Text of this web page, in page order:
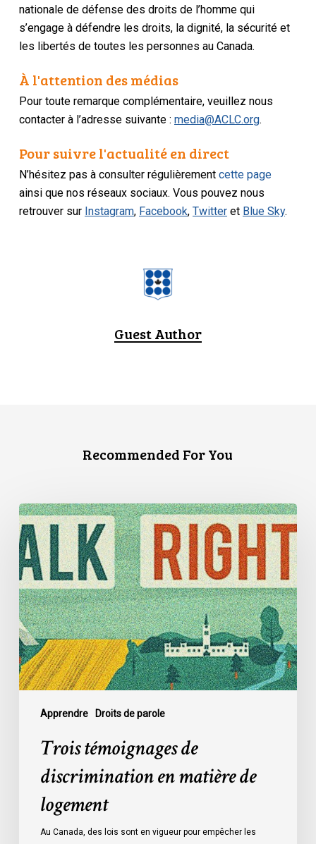
nationale de défense des droits de l’homme qui
s’engage à défendre les droits, la dignité, la sécurité et
les libertés de toutes les personnes au Canada.
À l'attention des médias
Pour toute remarque complémentaire, veuillez nous
contacter à l’adresse suivante :media@ACLC.org.
Pour suivre l'actualité en direct
N’hésitez pas à consulter régulièrementcette page
ainsi que nos réseaux sociaux. Vous pouvez nous
retrouver sur Instagram, Facebook,Twitter et Blue Sky.
Guest Author
Recommended For You
Apprendre Droits de parole
Trois
témoignages
de
discrimination
en
matière
de
logement
Trois témoignages de
discrimination en matière de
logement
Au Canada, des lois sont en vigueur pour empêcher les